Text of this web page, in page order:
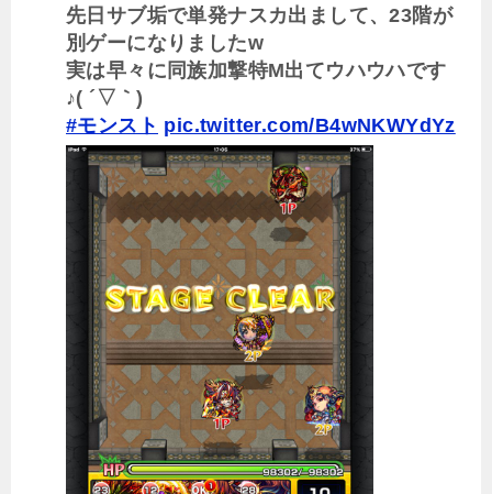
先日サブ垢で単発ナスカ出まして、23階が
別ゲーになりましたw
実は早々に同族加撃特M出てウハウハです
♪( ´▽｀)
#モンスト pic.twitter.com/B4wNKWYdYz